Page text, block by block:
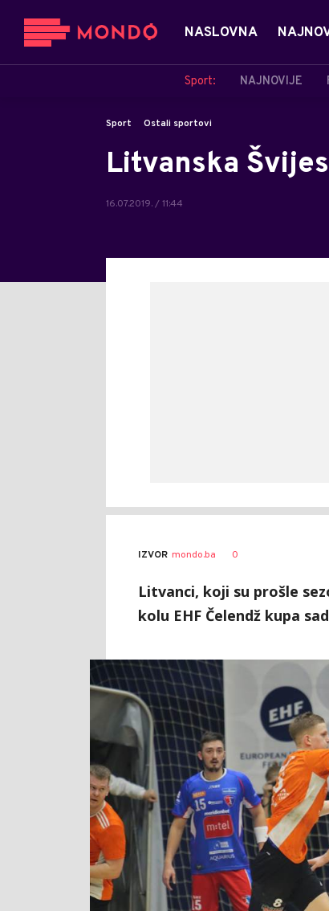
NASLOVNA
Sport: NAJNOVIJE
Sport Ostali sportovi
Litvanska
16.07.2019. / 11:44
AUTOR
Bojan
Jakovljević
IZVOR mondo.ba 0
Litvanci, koji su prošle
kolu EHF Čelendž kupa